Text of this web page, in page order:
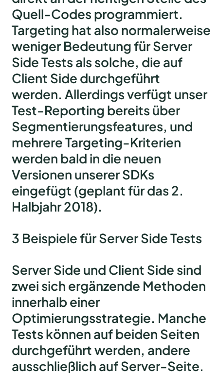
Quell-Codes programmiert.
Targeting hat also normalerweise
weniger Bedeutung für Server
Side Tests als solche, die auf
Client Side durchgeführt
werden. Allerdings verfügt unser
Test-Reporting bereits über
Segmentierungsfeatures, und
mehrere Targeting-Kriterien
werden bald in die neuen
Versionen unserer SDKs
eingefügt (geplant für das 2.
Halbjahr 2018).
3 Beispiele für Server Side Tests
Server Side und Client Side sind
zwei sich ergänzende Methoden
innerhalb einer
Optimierungsstrategie. Manche
Tests können auf beiden Seiten
durchgeführt werden, andere
ausschließlich auf Server-Seite.